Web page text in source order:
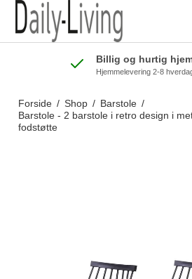
Billig og hurtig
Hjemmelevering 2-8
Forside / Shop / Barstole /
Barstole - 2 barstole i retro design i
fodstøtte